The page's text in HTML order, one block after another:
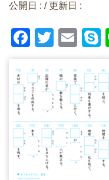
公開日 : / 更新日 :
F
c
e
b
o
o
k
T
tt
er
E
ail